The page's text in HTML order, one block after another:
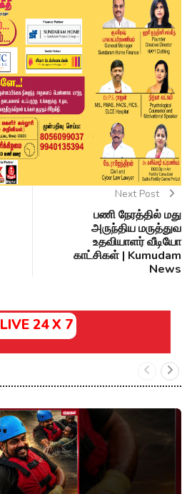
Next Post
பணி நேரத்தில் மது
அருந்திய மருத்துவ
உதவியாளர் வீடியோ
காட்சிகள் | Kumudam
News
LIVE 24 X 7